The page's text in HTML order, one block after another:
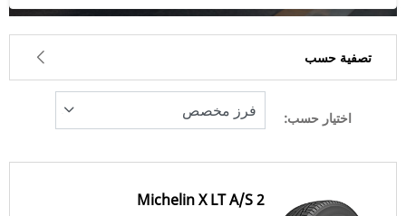
تصفية حسب
نوع الإطار
اختيار حسب:
Michelin X LT A/S 2